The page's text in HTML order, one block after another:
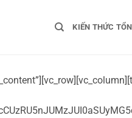
KIẾN THỨC
vc_raw_html][/vc_column][/